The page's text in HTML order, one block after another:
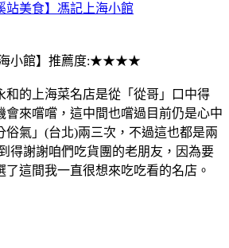
站美食】馮記上海小館
海小館】推薦度:★★★★
和的上海菜名店是從「從哥」口中得
會來嚐嚐，這中間也嚐過目前仍是心中
俗氣」(台北)兩三次，不過這也都是兩
得謝謝咱們吃貨團的老朋友，因為要
了這間我一直很想來吃吃看的名店。